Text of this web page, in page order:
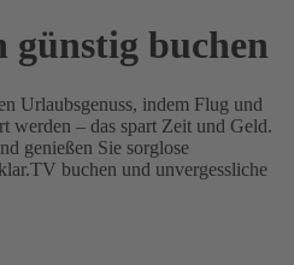
günstig buchen
Urlaubsgenuss, indem Flug und
werden – das spart Zeit und Geld.
genießen Sie sorglose
buchen und unvergessliche